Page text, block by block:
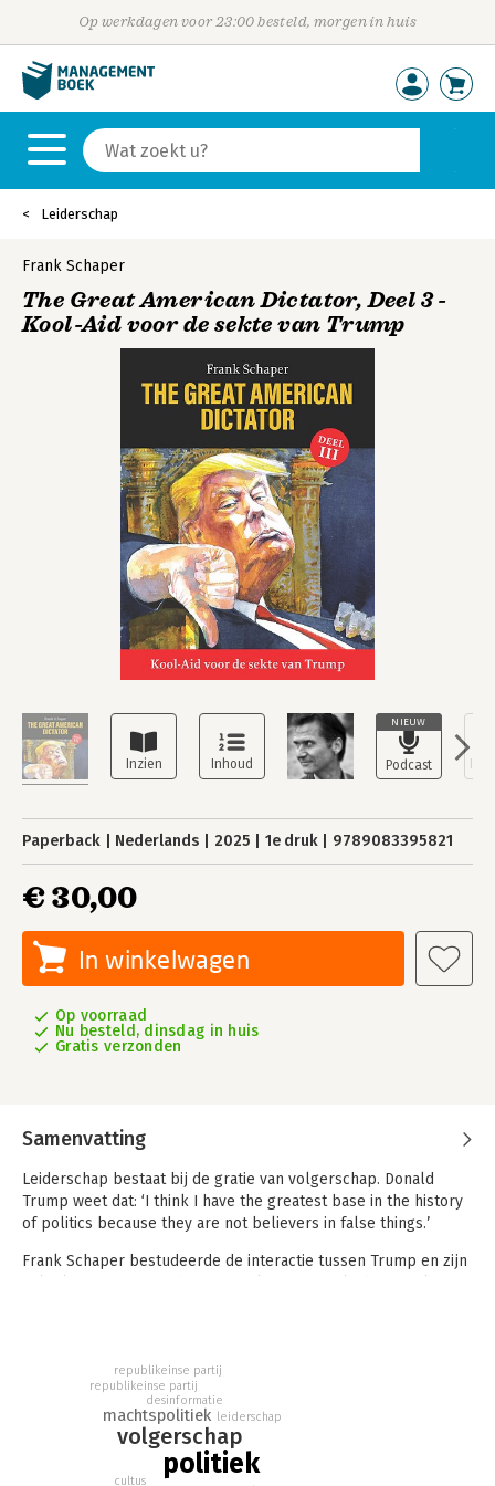
Op werkdagen voor 23:00 besteld, morgen in huis
Leiderschap
NIEUW
Frank Schaper
The Great American Dictator, Deel 3 -
Kool-Aid voor de sekte van Trump
Paperback Nederlands 2025 1e druk 9789083395821
€ 30,00
In winkelwagen
Op voorraad
Nu besteld, dinsdag in huis
Gratis verzonden
Samenvatting
Leiderschap bestaat bij de gratie van volgerschap. Donald
Trump weet dat: ‘I think I have the greatest base in the history
of politics because they are not believers in false things.’
Frank Schaper bestudeerde de interactie tussen Trump en zijn
Dominee Wiggins zei tegen presentator Tijs van den Brink: ‘The
Lord spoke to me and told me that Trump was His Choice, His
Chosen One.’ Trisha Hope documenteerde alle tweets van
Trump in boeken alsof die het Nieuwe Testament zijn: ‘Jesus
uses imperfect people. And I believe Jesus has chosen Donald
Trump to save this country.’ Journalist Katy Tur merkte al in
politiek
volgerschap
machtspolitiek
desinformatie
leiderschap
republikeinse partij
cultus
republikeinse partij